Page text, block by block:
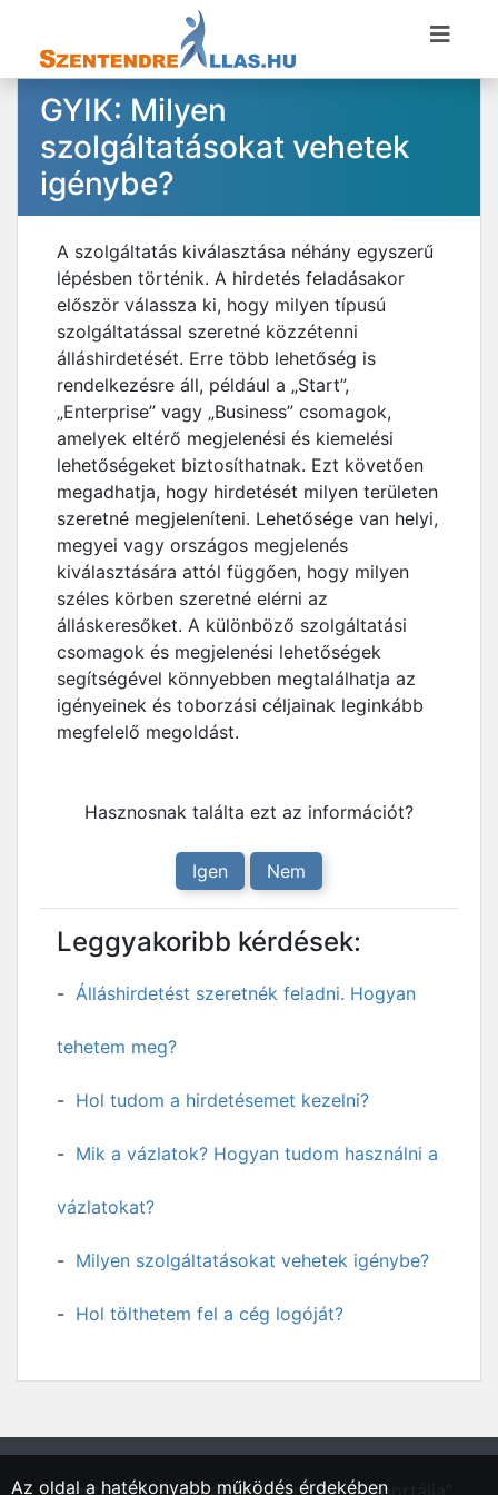
GYIK: Milyen
szolgáltatásokat vehetek
igénybe?
A szolgáltatás kiválasztása néhány egyszerű
lépésben történik. A hirdetés feladásakor
először válassza ki, hogy milyen típusú
szolgáltatással szeretné közzétenni
álláshirdetését. Erre több lehetőség is
rendelkezésre áll, például a „Start”,
„Enterprise” vagy „Business” csomagok,
amelyek eltérő megjelenési és kiemelési
lehetőségeket biztosíthatnak. Ezt követően
megadhatja, hogy hirdetését milyen területen
szeretné megjeleníteni. Lehetősége van helyi,
megyei vagy országos megjelenés
kiválasztására attól függően, hogy milyen
széles körben szeretné elérni az
álláskeresőket. A különböző szolgáltatási
csomagok és megjelenési lehetőségek
segítségével könnyebben megtalálhatja az
igényeinek és toborzási céljainak leginkább
megfelelő megoldást.
Hasznosnak találta ezt az információt?
Igen Nem
Leggyakoribb kérdések:
Álláshirdetést szeretnék feladni. Hogyan
tehetem meg?
Hol tudom a hirdetésemet kezelni?
Mik a vázlatok? Hogyan tudom használni a
vázlatokat?
Milyen szolgáltatásokat vehetek igénybe?
Hol tölthetem fel a cég logóját?
"Szentendre, Pest vármegyei régió állásportálja"
Az oldal a hatékonyabb működés érdekében